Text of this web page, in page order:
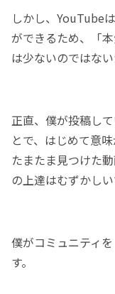
しかし、YouTube
ができるため、「
は少ないのではな
正直、僕が投稿し
とで、はじめて意味
たまたま見つけた
の上達はむずかしい
僕がコミュニティを
す。